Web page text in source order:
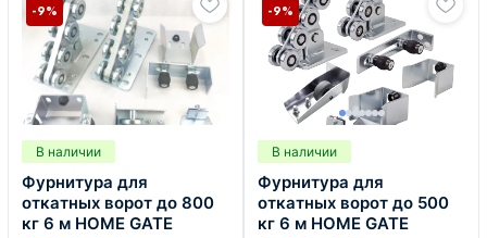
В наличии
Фурнитура для
откатных ворот до 800
кг 6 м HOME GATE
-9%
В наличии
Фурнитура для
откатных ворот до 500
кг 6 м HOME GATE
-9%